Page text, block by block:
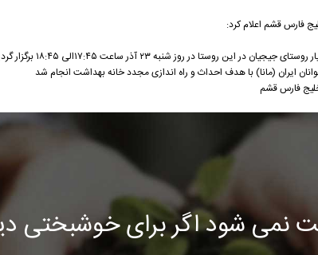
فارس قشم اعلام کرد:
در روز شنبه ۲۳ آذر ساعت ۱۷:۴۵الی ۱۸:۴۵ برگزار گردید.
ایران (مانا) با هدف احداث و راه اندازی مجدد خانه بهداشت انجام شد
فارس قشم
نمی شود اگر برای خوشبختی